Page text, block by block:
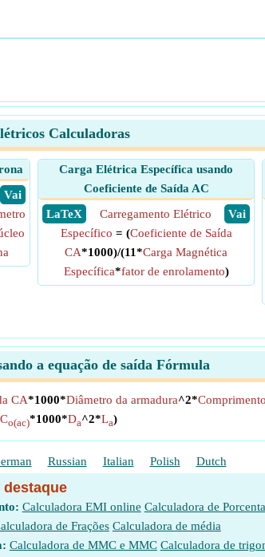
Calculadoras
​ Vai
Carga Elétrica Específica usando
Coeficiente de Saída AC
​ LaTeX
​ Vai
Carregamento Elétrico
Específico = (Coeficiente de Saída
CA*1000)/(11*Carga Magnética
Específica*fator de enrolamento)
a equação de saída Fórmula
CA*1000*Diâmetro da armadura^2*
Co(ac)*1000*Da^2*La)
Russian Italian Polish Dutch
destaque
Calculadora EMI online Calculadora de
de Frações Calculadora de média
Calculadora de MMC e MMC Calculadora de